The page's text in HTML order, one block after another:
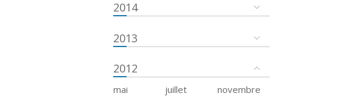
2014
2013
2012
mai juillet
novembre